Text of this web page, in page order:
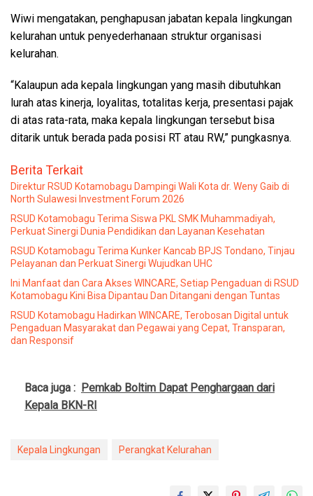
Wiwi mengatakan, penghapusan jabatan kepala lingkungan
kelurahan untuk penyederhanaan struktur organisasi
kelurahan.
“Kalaupun ada kepala lingkungan yang masih dibutuhkan
lurah atas kinerja, loyalitas, totalitas kerja, presentasi pajak
di atas rata-rata, maka kepala lingkungan tersebut bisa
ditarik untuk berada pada posisi RT atau RW,” pungkasnya.
Berita Terkait
Direktur RSUD Kotamobagu Dampingi Wali Kota dr. Weny Gaib di
North Sulawesi Investment Forum 2026
RSUD Kotamobagu Terima Siswa PKL SMK Muhammadiyah,
Perkuat Sinergi Dunia Pendidikan dan Layanan Kesehatan
RSUD Kotamobagu Terima Kunker Kancab BPJS Tondano, Tinjau
Pelayanan dan Perkuat Sinergi Wujudkan UHC
Ini Manfaat dan Cara Akses WINCARE, Setiap Pengaduan di RSUD
Kotamobagu Kini Bisa Dipantau Dan Ditangani dengan Tuntas
RSUD Kotamobagu Hadirkan WINCARE, Terobosan Digital untuk
Pengaduan Masyarakat dan Pegawai yang Cepat, Transparan,
dan Responsif
Baca juga : Pemkab Boltim Dapat Penghargaan dari
Kepala BKN-RI
Kepala Lingkungan Perangkat Kelurahan